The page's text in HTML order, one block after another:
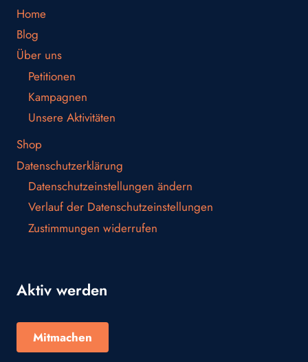
Home
Blog
Über uns
Petitionen
Kampagnen
Unsere Aktivitäten
Shop
Datenschutzerklärung
Datenschutzeinstellungen ändern
Verlauf der Datenschutzeinstellungen
Zustimmungen widerrufen
Aktiv werden
Mitmachen